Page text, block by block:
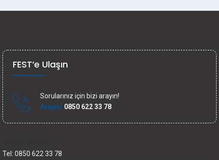
FEST’e Ulaşın
Sorularınız için bizi arayın!
Arayın: 0850 622 33 78
Tel: 0850 622 33 78